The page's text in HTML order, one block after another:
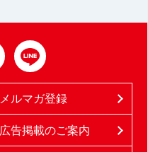
メルマガ登録
広告掲載のご案内